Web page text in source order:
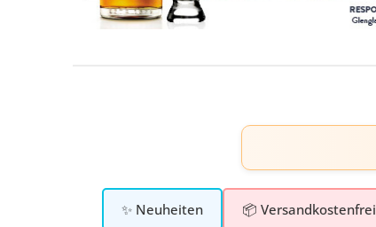
✨ Neuheiten 📦 Versandkostenfrei